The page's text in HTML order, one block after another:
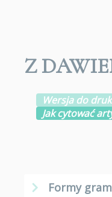
Z
Wersja do
Jak cytować
Formy